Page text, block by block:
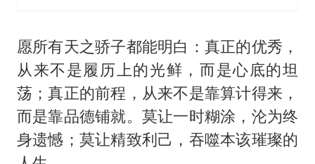
愿所有天之骄子都能明白：真正的优秀，
从来不是履历上的光鲜，而是心底的坦
荡；真正的前程，从来不是靠算计得来，
而是靠品德铺就。莫让一时糊涂，沦为终
身遗憾；莫让精致利己，吞噬本该璀璨的